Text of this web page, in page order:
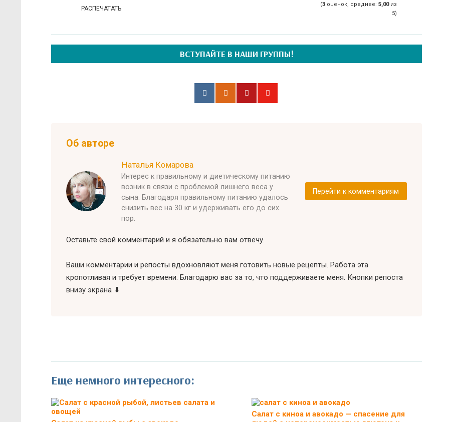
РАСПЕЧАТАТЬ
(3 оценок, среднее: 5,00из
5)
ВСТУПАЙТЕ В НАШИ ГРУППЫ!
Об авторе
Наталья Комарова
Интерес к правильному и диетическому питанию
возник в связи с проблемой лишнего веса у
сына. Благодаря правильному питанию удалось
снизить вес на 30 кг и удерживать его до сих
пор.
Перейти к комментариям
Оставьте свой комментарий и я обязательно вам отвечу.
Ваши комментарии и репосты вдохновляют меня готовить новые рецепты. Работа эта
кропотливая и требует времени. Благодарю вас за то, что поддерживаете меня. Кнопки репоста
внизу экрана ⬇
Еще немного интересного:
Салат с киноа и авокадо — спасение для